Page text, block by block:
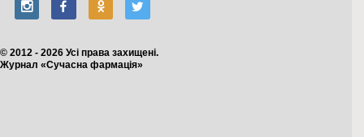
© 2012 - 2026 Усі права захищені.
Журнал «Сучасна фармація»